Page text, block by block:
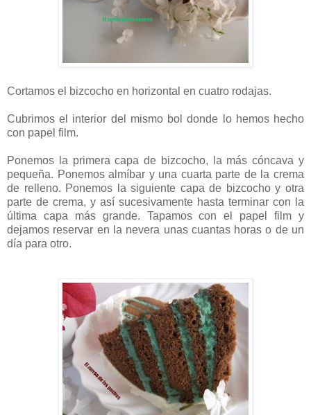
Cortamos el bizcocho en horizontal en cuatro rodajas.
Cubrimos el interior del mismo bol donde lo hemos hecho
con papel film.
Ponemos la primera capa de bizcocho, la más cóncava y
pequeña. Ponemos almíbar y una cuarta parte de la crema
de relleno. Ponemos la siguiente capa de bizcocho y otra
parte de crema, y así sucesivamente hasta terminar con la
última capa más grande. Tapamos con el papel film y
dejamos reservar en la nevera unas cuantas horas o de un
día para otro.